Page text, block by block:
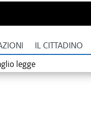
IL CITTADINO
legge